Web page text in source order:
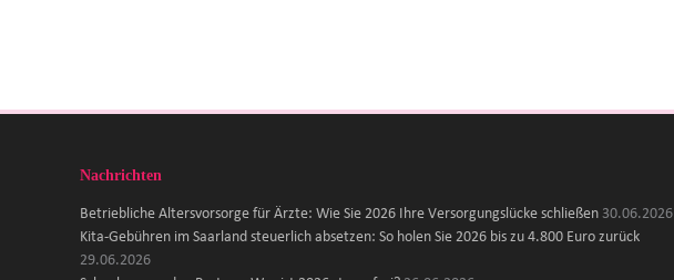
Nachrichten
Betriebliche Altersvorsorge für Ärzte: Wie Sie 2026 Ihre Versorgungslücke schließen 30.06.2026
Kita-Gebühren im Saarland steuerlich absetzen: So holen Sie 2026 bis zu 4.800 Euro zurück
29.06.2026